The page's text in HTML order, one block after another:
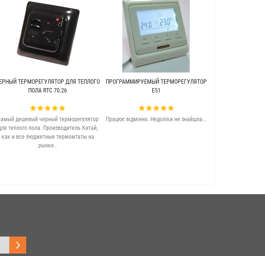
ТЕРМОРЕГУЛЯТОР ДЛЯ ТЕПЛОГО
ПОЛА RTC 70.26
дешевый черный терморегулятор
теплого пола. Производитель Китай,
как и все бюджетные термомтаты на
рынке..
ПРОГРАММИРУЕМЫЙ ТЕРМОРЕГУЛЯТОР
Е51
Працює відмінно. Недоліки не знайшла...